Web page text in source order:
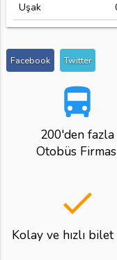
Uşak
Facebook Twitter
directions_bus
200'den fazla
Otobüs
done
Kolay ve hızlı